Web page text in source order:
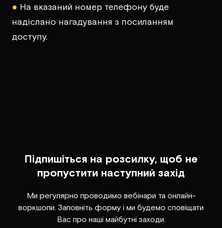
● На вказаний номер телефону буде
надіслано нагадування з посиланням
доступу.
Підпишіться на розсилку, щоб не
пропустити наступний захід
Ми регулярно проводимо вебінари та онлайн-
воркшопи. Заповніть форму і ми будемо сповіщати
Вас про наші майбутні заходи.